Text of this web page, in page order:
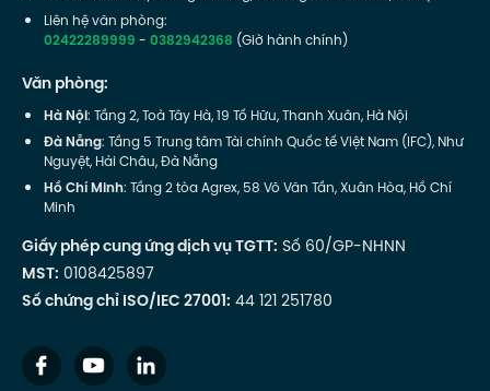
Liên hệ văn phòng:
02422289999-0382942368 (Giờ hành chính)
Văn phòng:
Hà Nội: Tầng 2, Toà Tây Hà, 19 Tố Hữu, Thanh Xuân, Hà Nội
Đà Nẵng: Tầng 5 Trung tâm Tài chính Quốc tế Việt Nam (IFC), Như
Nguyệt, Hải Châu, Đà Nẵng
Hồ Chí Minh: Tầng 2 tòa Agrex, 58 Võ Văn Tần, Xuân Hòa, Hồ Chí
Minh
Giấy phép cung ứng dịch vụ TGTT: Số 60/GP-NHNN
MST: 0108425897
Số chứng chỉ ISO/IEC 27001: 44 121 251780